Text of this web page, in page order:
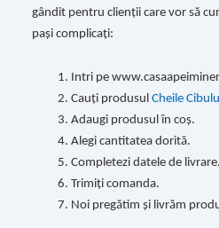
gândit pentru clienții care vor să
pași complicați:
Intri pe
Cauți produsul Cheile
Adaugi produsul în coș.
Alegi cantitatea dorită.
Completezi datele de livrare.
Trimiți comanda.
Noi pregătim și livrăm